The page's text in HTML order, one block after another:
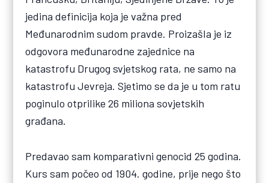
jedina definicija koja je važna pred
Međunarodnim sudom pravde. Proizašla je iz
odgovora međunarodne zajednice na
katastrofu Drugog svjetskog rata, ne samo na
katastrofu Jevreja. Sjetimo se da je u tom ratu
poginulo otprilike 26 miliona sovjetskih
građana.
Predavao sam komparativni genocid 25 godina.
Kurs sam počeo od 1904. godine, prije nego što